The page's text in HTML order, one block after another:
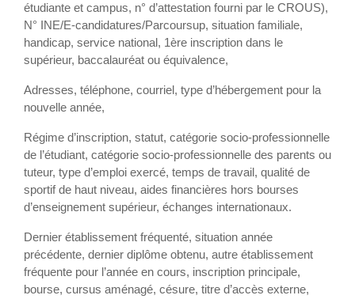
étudiante et campus, n° d’attestation fourni par le CROUS),
N° INE/E-candidatures/Parcoursup, situation familiale,
handicap, service national, 1ère inscription dans le
supérieur, baccalauréat ou équivalence,
Adresses, téléphone, courriel, type d’hébergement pour la
nouvelle année,
Régime d’inscription, statut, catégorie socio-professionnelle
de l’étudiant, catégorie socio-professionnelle des parents ou
tuteur, type d’emploi exercé, temps de travail, qualité de
sportif de haut niveau, aides financières hors bourses
d’enseignement supérieur, échanges internationaux.
Dernier établissement fréquenté, situation année
précédente, dernier diplôme obtenu, autre établissement
fréquente pour l’année en cours, inscription principale,
bourse, cursus aménagé, césure, titre d’accès externe,